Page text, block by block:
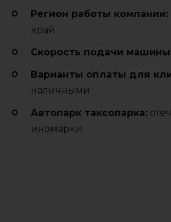
Регион работы компании:
край
Cкорость подачи
Варианты оплаты для
наличными
Автопарк таксопарка:
иномарки